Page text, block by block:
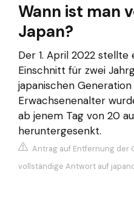
Wann ist man
Japan?
Der 1. April 2022
Einschnitt für zwei
japanischen Generation
Erwachsenenalter
ab jenem Tag von 20
heruntergesenkt.
Antrag auf Entfernung der
vollständige Antwort auf